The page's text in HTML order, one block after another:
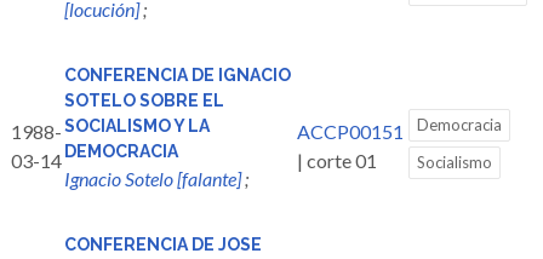
[locución];
1988-
03-14
CONFERENCIA DE IGNACIO
SOTELO SOBRE EL
SOCIALISMO Y LA
DEMOCRACIA
Ignacio Sotelo [falante];
ACCP00151
| corte 01
Democracia
Socialismo
CONFERENCIA DE JOSE